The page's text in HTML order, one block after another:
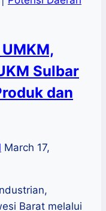
Sulbar
dan
March 17,
Barat melalui